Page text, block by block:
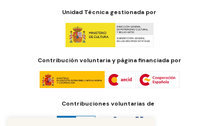
Unidad Técnica gestionada por
Contribución voluntaria y página financiada por
Contribuciones voluntarias de